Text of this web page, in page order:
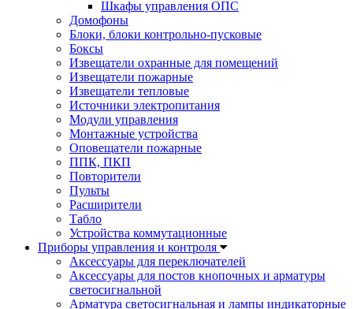
Шкафы управления ОПС
Домофоны
Блоки, блоки контрольно-пусковые
Боксы
Извещатели охранные для помещений
Извещатели пожарные
Извещатели тепловые
Источники электропитания
Модули управления
Монтажные устройства
Оповещатели пожарные
ППК, ПКП
Повторители
Пульты
Расширители
Табло
Устройства коммутационные
Приборы управления и контроля
Аксессуары для переключателей
Аксессуары для постов кнопочных и арматуры
светосигнальной
Арматура светосигнальная и лампы индикаторные